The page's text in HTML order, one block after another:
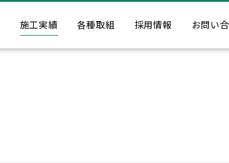
施工実績 各種取組 採用情報 お問い